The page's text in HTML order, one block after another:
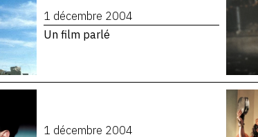
1 décembre 2004
Un film parlé
1 décembre 2004